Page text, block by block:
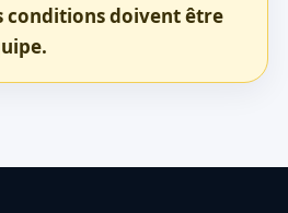
conditions doivent être